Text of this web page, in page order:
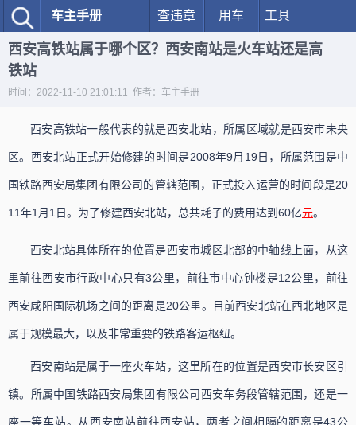
车主手册 查违章 用车 工具
西安高铁站属于哪个区？西安南站是火车站还是高
铁站
时间：2022-11-10 21:01:11 作者：车主手册
西安高铁站一般代表的就是西安北站，所属区域就是西安市未央
区。西安北站正式开始修建的时间是2008年9月19日，所属范围是中
国铁路西安局集团有限公司的管辖范围，正式投入运营的时间段是20
11年1月1日。为了修建西安北站，总共耗子的费用达到60亿元。
西安北站具体所在的位置是西安市城区北部的中轴线上面，从这
里前往西安市行政中心只有3公里，前往市中心钟楼是12公里，前往
西安咸阳国际机场之间的距离是20公里。目前西安北站在西北地区是
属于规模最大，以及非常重要的铁路客运枢纽。
西安南站是属于一座火车站，这里所在的位置是西安市长安区引
镇。所属中国铁路西安局集团有限公司西安车务段管辖范围，还是一
座一等车站。从西安南站前往西安站，两者之间相隔的距离是43公